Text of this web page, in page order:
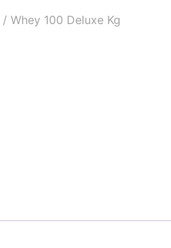
/ Whey 100 Deluxe Kg